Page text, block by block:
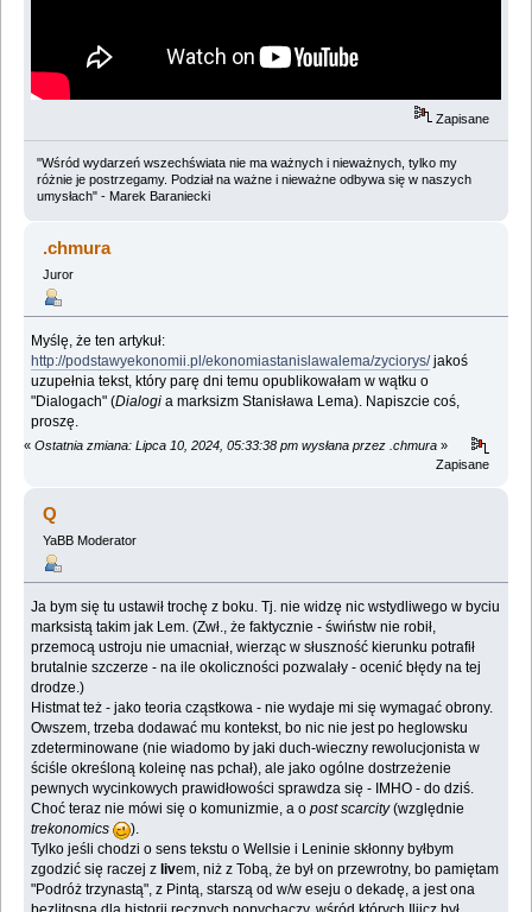
Zapisane
"Wśród wydarzeń wszechświata nie ma ważnych i nieważnych, tylko my
różnie je postrzegamy. Podział na ważne i nieważne odbywa się w naszych
umysłach" - Marek Baraniecki
.chmura
Juror
Myślę, że ten artykuł:
http://podstawyekonomii.pl/ekonomiastanislawalema/zyciorys/jakoś
uzupełnia tekst, który parę dni temu opublikowałam w wątku o
"Dialogach" (Dialogia marksizm Stanisława Lema). Napiszcie coś,
proszę.
« Ostatnia zmiana: Lipca 10, 2024, 05:33:38 pm wysłana przez .chmura »
Zapisane
Q
YaBB Moderator
Ja bym się tu ustawił trochę z boku. Tj. nie widzę nic wstydliwego w byciu
marksistą takim jak Lem. (Zwł., że faktycznie - świństw nie robił,
przemocą ustroju nie umacniał, wierząc w słuszność kierunku potrafił
brutalnie szczerze - na ile okoliczności pozwalały - ocenić błędy na tej
drodze.)
Histmat też - jako teoria cząstkowa - nie wydaje mi się wymagać obrony.
Owszem, trzeba dodawać mu kontekst, bo nic nie jest po heglowsku
zdeterminowane (nie wiadomo by jaki duch-wieczny rewolucjonista w
ściśle określoną koleinę nas pchał), ale jako ogólne dostrzeżenie
pewnych wycinkowych prawidłowości sprawdza się - IMHO - do dziś.
Choć teraz nie mówi się o komunizmie, a opost scarcity(względnie
trekonomics
).
Tylko jeśli chodzi o sens tekstu o Wellsie i Leninie skłonny byłbym
zgodzić się raczej z livem, niż z Tobą, że był on przewrotny, bo pamiętam
"Podróż trzynastą", z Pintą, starszą od w/w eseju o dekadę, a jest ona